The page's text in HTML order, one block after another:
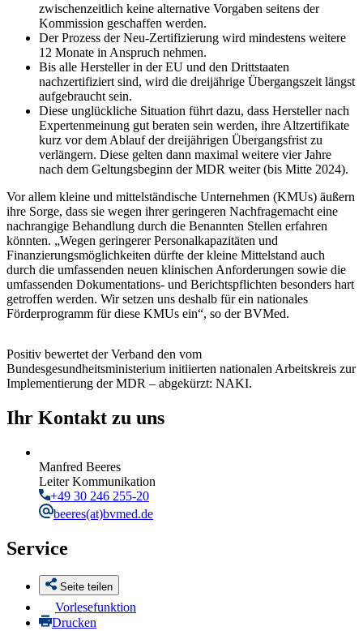
zwischenzeitlich keine alternative Vorgaben seitens der
Kommission geschaffen werden.
Der Prozess der Neu-Zertifizierung wird mindestens weitere
12 Monate in Anspruch nehmen.
Bis alle Hersteller in der EU und den Drittstaaten
nachzertifiziert sind, wird die dreijährige Übergangszeit längst
aufgebraucht sein.
Diese unglückliche Situation führt dazu, dass Hersteller nach
Expertenmeinung gut beraten sein werden, ihre Altzertifikate
kurz vor dem Ablauf der dreijährigen Übergangsfrist zu
verlängern. Diese gelten dann maximal weitere vier Jahre
nach dem Geltungsbeginn der MDR weiter (bis Mitte 2024).
Vor allem kleine und mittelständische Unternehmen (KMUs) äußern
ihre Sorge, dass sie wegen ihrer geringeren Nachfragemacht eine
nachrangige Behandlung durch die Benannten Stellen erfahren
könnten. „Wegen geringerer Personalkapazitäten und
Finanzierungsmöglichkeiten dürfte der kleine Mittelstand auch
durch die umfassenden neuen klinischen Anforderungen sowie die
umfassenden Dokumentations- und Berichtspflichten besonders hart
getroffen werden. Wir setzen uns deshalb für ein nationales
Förderprogramm für diese KMUs ein“, so der BVMed.
Positiv bewertet der Verband den vom
Bundesgesundheitsministerium initiierten nationalen Arbeitskreis zur
Implementierung der MDR – abgekürzt: NAKI.
Ihr Kontakt zu uns
Manfred Beeres
Leiter Kommunikation
+49 30 246 255-20
beeres(at)bvmed.de
Service
Seite teilen
Vorlesefunktion
Drucken